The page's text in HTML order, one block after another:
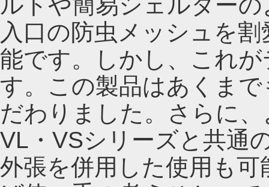
入口の防虫メッシュを
能です。しかし、これ
す。この製品はあくま
だわりました。さらに
VL・VSシリーズと共通
外張を併用した使用も